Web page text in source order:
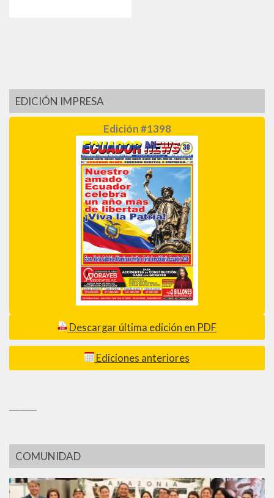
EDICIÓN IMPRESA
Edición #1398
Descargar última edición en PDF
Ediciones anteriores
COMUNIDAD